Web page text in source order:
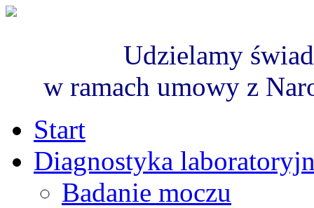
Udzielamy
w ramach umowy z
Start
Diagnostyka
Badanie moczu